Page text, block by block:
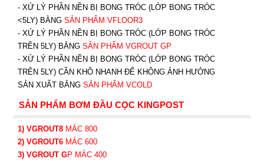
- XỬ LÝ PHẦN NỀN BỊ BONG TRÓC (LỚP BONG TRÓC
<5LY) BẰNG SẢN PHẨM VFLOOR3
- XỬ LÝ PHẦN NỀN BỊ BONG TRÓC (LỚP BONG TRÓC
TRÊN 5LY) BẰNG SẢN PHẨM VGROUT GP
- XỬ LÝ PHẦN NỀN BỊ BONG TRÓC (LỚP BONG TRÓC
TRÊN 5LY) CẦN KHÔ NHANH ĐỂ KHÔNG ẢNH HƯỞNG
SẢN XUẤT BẰNG SẢN PHẨM VCOLD
SẢN PHẨM BƠM ĐẦU CỌC KINGPOST
1) VGROUT8 MÁC 800
2) VGROUT6MÁC 600
3) VGROUT GP MÁC 400